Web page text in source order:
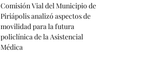
Comisión Vial del Municipio de
Piriápolis analizó aspectos de
movilidad para la futura
policlínica de la Asistencial
Médica